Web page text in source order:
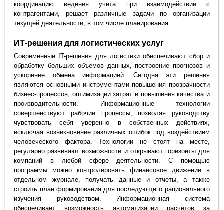
координацию ведения учета при взаимодействии с
контрагентами, решает различные задачи по организации
текущей деятельности, в том числе планирования.
ИТ-решения для логистических услуг
Современные IT-решения для логистики обеспечивают сбор и
обработку больших объемов данных, построение прогнозов и
ускорение обмена информацией. Сегодня эти решения
являются основными инструментами повышения прозрачности
бизнес-процессов, оптимизации затрат и повышения качества и
производительности. Информационные технологии
совершенствуют рабочие процессы, позволяя руководству
чувствовать себя уверенно в собственных действиях,
исключая возникновение различных ошибок под воздействием
человеческого фактора. Технологии не стоят на месте,
регулярно развивают возможности и открывают горизонты для
компаний в любой сфере деятельности. С помощью
программы можно контролировать финансовое движение в
отдельном журнале, получать данные и отчеты, а также
строить план формирования для последующего рационального
изучения руководством. Информационная система
обеспечивает возможность автоматизации расчетов за